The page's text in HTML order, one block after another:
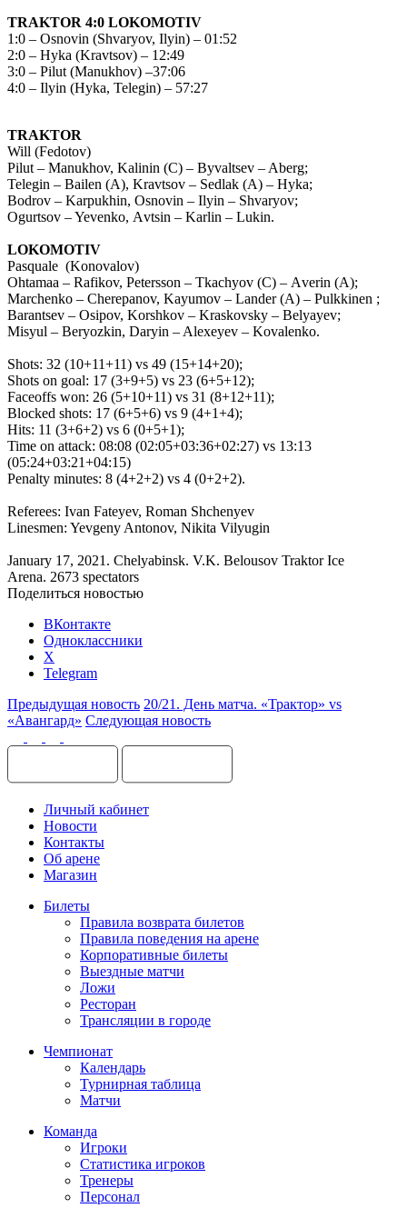
TRAKTOR 4:0 LOKOMOTIV
1:0 – Оsnovin (Shvaryov, Ilyin) – 01:52
2:0 – Hyka (Kravtsov) – 12:49
3:0 – Pilut (Маnukhov) –37:06
4:0 – Ilyin (Hyka, Telegin) – 57:27
TRAKTOR
Will (Fedotov)
Pilut – Manukhov, Kalinin (C) – Byvaltsev – Aberg;
Telegin – Bailen (А), Kravtsov – Sedlak (А) – Hyka;
Bodrov – Karpukhin, Osnovin – Ilyin – Shvaryov;
Ogurtsov – Yevenko, Аvtsin – Karlin – Lukin.
LOKOMOTIV
Pasquale (Konovalov)
Ohtamaa – Rafikov, Petersson – Tkachyov (C) – Аverin (А);
Маrchenko – Cherepanov, Kayumov – Lander (А) – Pulkkinen ;
Barantsev – Osipov, Korshkov – Kraskovsky – Belyayev;
Misyul – Beryozkin, Daryin – Alexeyev – Kovalenko.
Shots: 32 (10+11+11) vs 49 (15+14+20);
Shots on goal: 17 (3+9+5) vs 23 (6+5+12);
Faceoffs won: 26 (5+10+11) vs 31 (8+12+11);
Blocked shots: 17 (6+5+6) vs 9 (4+1+4);
Hits: 11 (3+6+2) vs 6 (0+5+1);
Time on attack: 08:08 (02:05+03:36+02:27) vs 13:13
(05:24+03:21+04:15)
Penalty minutes: 8 (4+2+2) vs 4 (0+2+2).
Referees: Ivan Fateyev, Roman Shchenyev
Linesmen: Yevgeny Antonov, Nikita Vilyugin
January 17, 2021. Chelyabinsk. V.K. Belousov Traktor Ice
Arena. 2673 spectators
Поделиться новостью
ВКонтакте
Одноклассники
X
Telegram
Предыдущая новость 20/21. День матча. «Трактор» vs
«Авангард» Следующая новость
Личный кабинет
Новости
Контакты
Об арене
Магазин
Билеты
Правила возврата билетов
Правила поведения на арене
Корпоративные билеты
Выездные матчи
Ложи
Ресторан
Трансляции в городе
Чемпионат
Календарь
Турнирная таблица
Матчи
Команда
Игроки
Статистика игроков
Тренеры
Персонал